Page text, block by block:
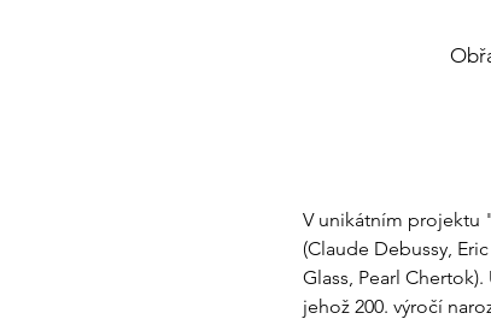
V unikátním projektu
(Claude Debussy,
Glass, Pearl
jehož 200. výročí